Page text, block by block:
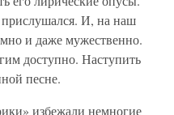
прислушался. И, на наш
и даже мужественно.
доступно. Наступить
песне.
избежали немногие